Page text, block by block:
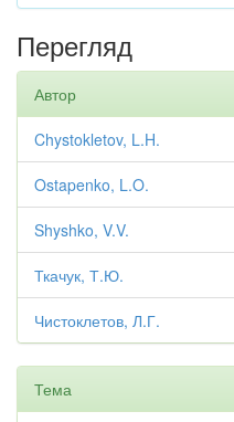
Перегляд
Автор
Chystokletov, L.H.
Ostapenko, L.O.
Shyshko, V.V.
Ткачук, Т.Ю.
Чистоклетов, Л.Г.
Тема